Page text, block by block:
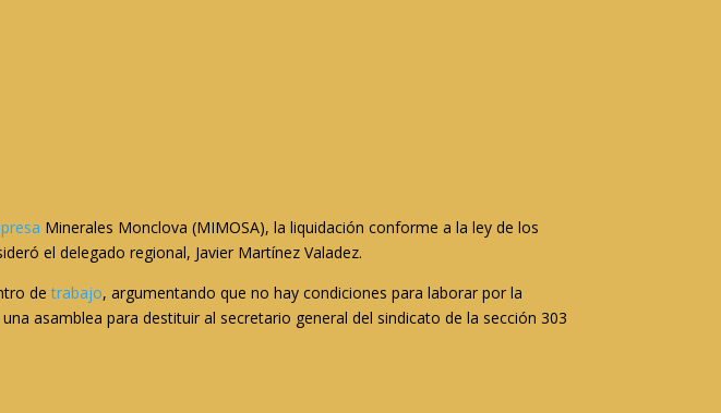
Minerales Monclova (MIMOSA), la liquidación conforme a la ley de los
el delegado regional, Javier Martínez Valadez.
detrabajo, argumentando que no hay condiciones para laborar por la
asamblea para destituir al secretario general del sindicato de la sección 303